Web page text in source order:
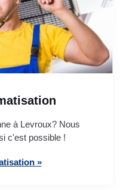
à Levroux? Nous
c'est possible !
»